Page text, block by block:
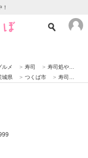
ルメ > 寿司 > 寿司処やぐら（茨城県）
城県 > つくば市 > 寿司処やぐら（茨城県）